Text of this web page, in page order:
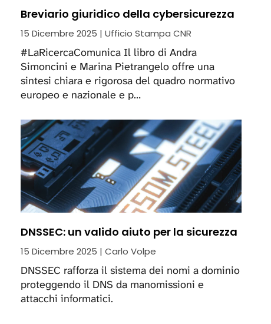
Breviario giuridico della cybersicurezza
15 Dicembre 2025 | Ufficio Stampa CNR
#LaRicercaComunica Il libro di Andra
Simoncini e Marina Pietrangelo offre una
sintesi chiara e rigorosa del quadro normativo
europeo e nazionale e p…
DNSSEC: un valido aiuto per la sicurezza
15 Dicembre 2025 | Carlo Volpe
DNSSEC rafforza il sistema dei nomi a dominio
proteggendo il DNS da manomissioni e
attacchi informatici.